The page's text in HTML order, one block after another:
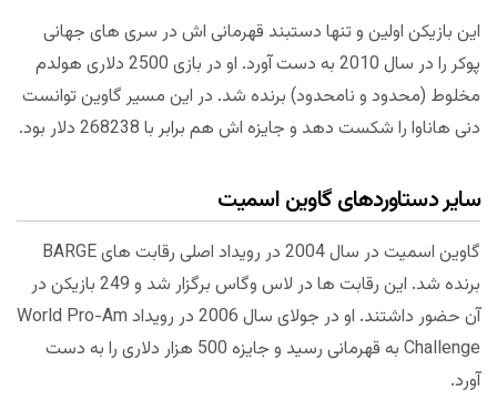
این بازیکن اولین و تنها دستبند قهرمانی اش در سری های جهانی
پوکر را در سال 2010 به دست آورد. او در بازی 2500 دلاری هولدم
مخلوط (محدود و نامحدود) برنده شد. در این مسیر گاوین توانست
دنی هاناوا را شکست دهد و جایزه اش هم برابر با 268238 دلار بود.
سایر دستاوردهای گاوین اسمیت
گاوین اسمیت در سال 2004 در رویداد اصلی رقابت های BARGE
برنده شد. این رقابت ها در لاس وگاس برگزار شد و 249 بازیکن در
آن حضور داشتند. او در جولای سال 2006 در رویداد World Pro-Am
Challenge به قهرمانی رسید و جایزه 500 هزار دلاری را به دست
آورد.